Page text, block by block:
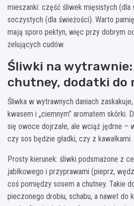
mieszanki: część śliwek mięsistych (dla
soczystych (dla świeżości). Warto
mają sporo pektyn, więc przy dobrym
żelujących cudów.
Śliwki na wytrawnie:
chutney, dodatki do
Śliwka w wytrawnych daniach
kwasem i „ciemnym” aromatem skórki.
się owoce dojrzałe, ale wciąż jędrne –
czy sos będzie gładki, czy z kawałkami.
Prosty kierunek: śliwki podsmażone z
jabłkowego i przyprawami (pieprz,
coś pomiędzy sosem a chutney. Takie
pieczonego drobiu, schabu, a nawet do